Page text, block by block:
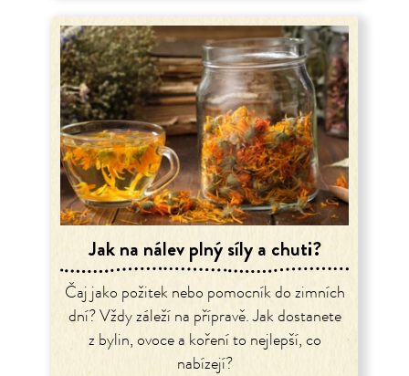
Jak na nálev plný síly a chuti?
Čaj jako požitek nebo pomocník do zimních
dní? Vždy záleží na přípravě. Jak dostanete
z bylin, ovoce a koření to nejlepší, co
nabízejí?